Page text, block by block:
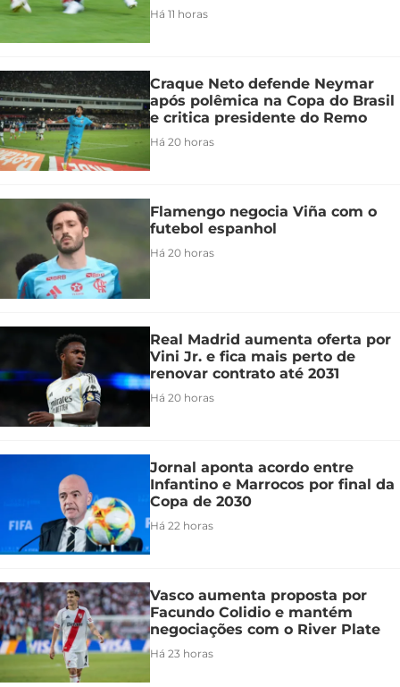
Há 11 horas
Craque Neto defende Neymar
após polêmica na Copa do Brasil
e critica presidente do Remo
Há 20 horas
Flamengo negocia Viña com o
futebol espanhol
Há 20 horas
Real Madrid aumenta oferta por
Vini Jr. e fica mais perto de
renovar contrato até 2031
Há 20 horas
Jornal aponta acordo entre
Infantino e Marrocos por final da
Copa de 2030
Há 22 horas
Vasco aumenta proposta por
Facundo Colidio e mantém
negociações com o River Plate
Há 23 horas